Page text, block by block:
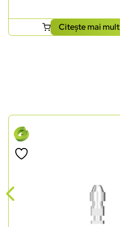
Citește mai mult